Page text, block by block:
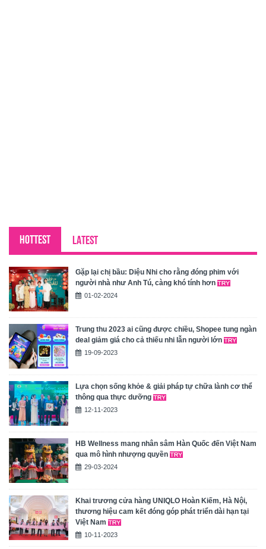
HOTTEST LATEST
Gặp lại chị bầu: Diệu Nhi cho rằng đóng phim với
người nhà như Anh Tú, càng khó tính hơn
01-02-2024
Trung thu 2023 ai cũng được chiều, Shopee tung ngàn
deal giảm giá cho cả thiếu nhi lẫn người lớn
19-09-2023
Lựa chọn sống khỏe & giải pháp tự chữa lành cơ thể
thông qua thực dưỡng
12-11-2023
HB Wellness mang nhân sâm Hàn Quốc đến Việt Nam
qua mô hình nhượng quyền
29-03-2024
Khai trương cửa hàng UNIQLO Hoàn Kiếm, Hà Nội,
thương hiệu cam kết đóng góp phát triển dài hạn tại
Việt Nam
10-11-2023